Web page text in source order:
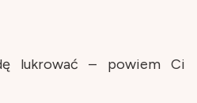
lukrować – powiem Ci